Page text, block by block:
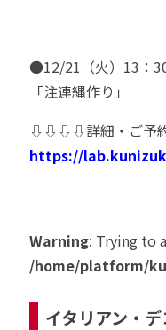
●12/21（火）13：
「注連縄作り」
⇩⇩⇩⇩詳細・ご予
https://
Warning: Trying to
/home/platform/
イタリアン・